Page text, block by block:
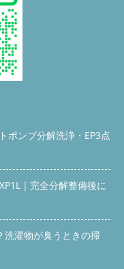
ファン内部に汚れが蓄
正常な回転ができな
ベルト交換 Vベルトが
い状態でした。 ベル
③ 脱水カバー交換 脱水
いた脱水カバーを交
要な工程です。 ドラ
損交換前 脱水カバー交
なぜエラーH59は起き
劣化」が原因です。
の固着 Vベルトや回転
が進むと、 ファン周辺
。 自分でできる対処
除まで」。それ以上
排気口周辺の埃確認 内
大する恐れがありま
すめです。 便利屋
式洗濯機専門店とし
ポンプ分解洗浄・EP3点
｜完全分解整備後に
洗濯物が臭うときの掃